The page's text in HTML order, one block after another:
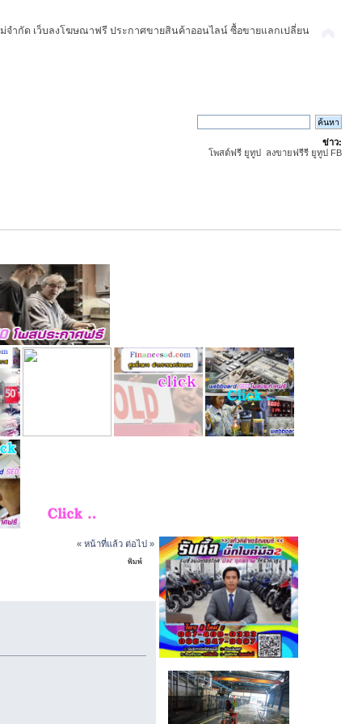
จำกัด เว็บลงโฆษณาฟรี ประกาศขายสินค้าออนไลน์ ซื้อขายแลกเปลี่ยน
ข่าว:
โพสต์ฟรี ยูทูป ลงขายฟรีรี ยูทูป FB
« หน้าที่แล้ว ต่อไป »
พิมพ์